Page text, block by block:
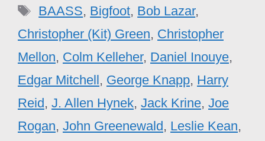
Étiquettes
BAASS, Bigfoot, Bob Lazar,
Christopher (Kit) Green, Christopher
Mellon, Colm Kelleher, Daniel Inouye,
Edgar Mitchell, George Knapp, Harry
Reid, J. Allen Hynek, Jack Krine, Joe
Rogan, John Greenewald, Leslie Kean,